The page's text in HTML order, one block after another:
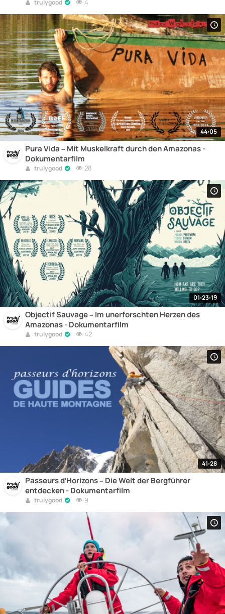
trulygood 4
44:05
Pura Vida – Mit Muskelkraft durch den Amazonas -
Dokumentarfilm
trulygood 28
01:23:19
Objectif Sauvage – Im unerforschten Herzen des
Amazonas - Dokumentarfilm
trulygood 42
41:28
Passeurs d’Horizons – Die Welt der Bergführer
entdecken - Dokumentarfilm
trulygood 9